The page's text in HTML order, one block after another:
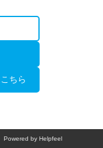
ちら
Powered by Helpfeel